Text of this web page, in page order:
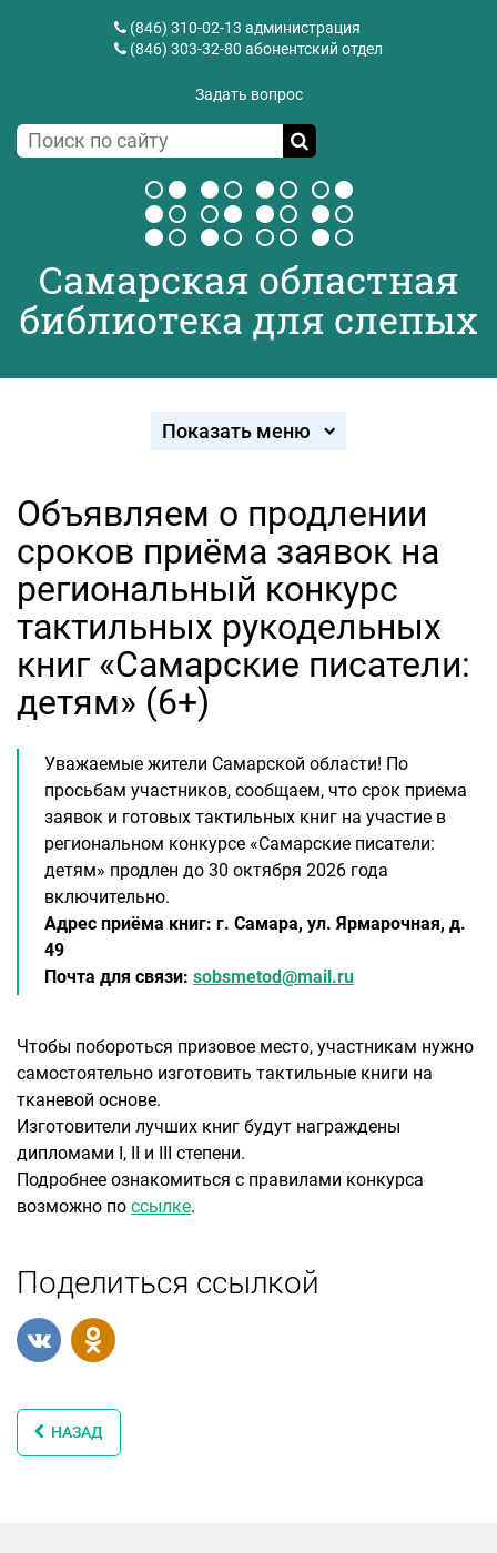
(846) 310-02-13 администрация
(846) 303-32-80 абонентский отдел
Задать вопрос
Самарская областная
библиотека для слепых
Показать меню
Объявляем о продлении
сроков приёма заявок на
региональный конкурс
тактильных рукодельных
книг «Самарские писатели:
детям» (6+)
Уважаемые жители Самарской области! По
просьбам участников, сообщаем, что срок приема
заявок и готовых тактильных книг на участие в
региональном конкурсе «Самарские писатели:
детям» продлен до 30 октября 2026 года
включительно.
Адрес приёма книг: г. Самара, ул. Ярмарочная, д.
49
Почта для связи: sobsmetod@mail.ru
Чтобы побороться призовое место, участникам нужно
самостоятельно изготовить тактильные книги на
тканевой основе.
Изготовители лучших книг будут награждены
дипломами I, II и III степени.
Подробнее ознакомиться с правилами конкурса
возможно по ссылке.
Поделиться ссылкой
НАЗАД